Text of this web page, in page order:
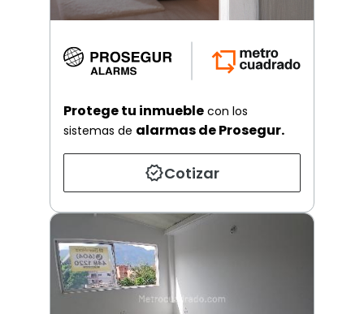
Protege tu inmueble con los
sistemas de alarmas de Prosegur.
Cotizar